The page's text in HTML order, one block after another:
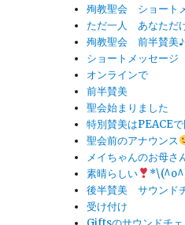
殉教聖会 ショート
ただ一人 あなただ
殉教聖会 前半賛美♪
ショートメッセージ
オンラインで
前半賛美
聖会始まりました
特別賛美はPEACE
聖会前のアナウンス
メイちゃんのお母さ
素晴らしい
後半賛美 サウンド
受け付け